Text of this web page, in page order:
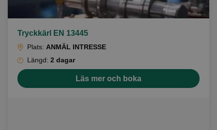
Tryckkärl EN 13445
Plats: ANMÄL INTRESSE
Längd: 2 dagar
Läs mer och boka